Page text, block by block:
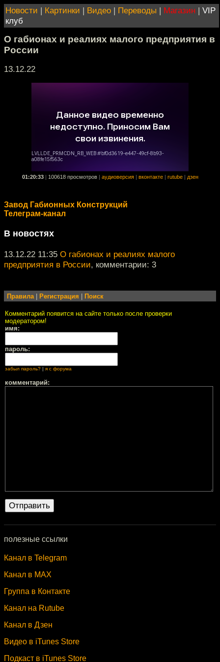
Новости | Картинки | Видео | Переводы | Магазин | VIP
клуб
О габионах и реалиях малого предприятия в
России
13.12.22
01:20:33 100618 просмотров аудиоверсия вконтакте rutube дзен
Завод Габионных Конструкций
Телеграм-канал
В новостях
13.12.22 11:35 О габионах и реалиях малого
предприятия в России, комментарии: 3
Правила| Регистрация Поиск
Комментарий появится на сайте только после проверки
модератором!
имя:
пароль:
забыл пароль? я с форума
комментарий:
полезные ссылки
Канал в Telegram
Канал в MAX
Группа в Контакте
Канал на Rutube
Канал в Дзен
Видео в iTunes Store
Подкаст в iTunes Store